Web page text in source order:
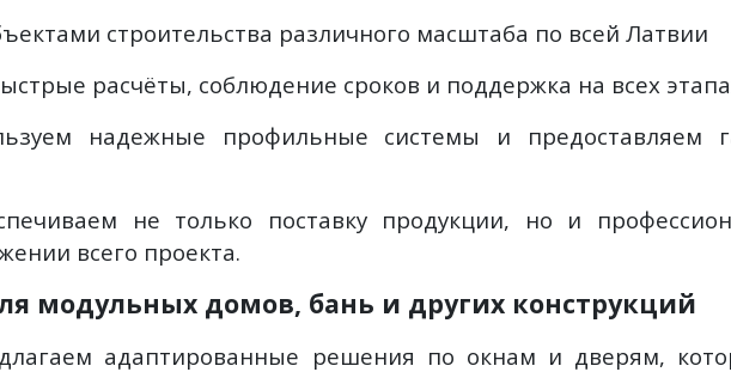
строительства различного масштаба по всей Латвии
расчёты, соблюдение сроков и поддержка на всех
надежные профильные системы и предоставляем
не только поставку продукции, но и
всего проекта.
модульных домов, бань и других конструкций
адаптированные решения по окнам и дверям,